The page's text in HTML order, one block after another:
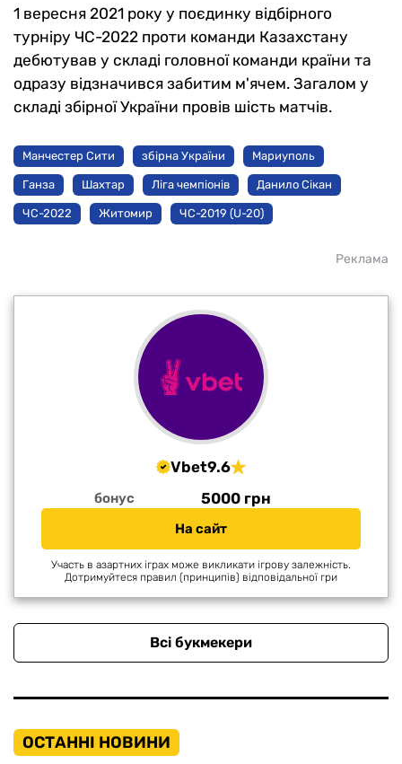
1 вересня 2021 року у поєдинку відбірного
турніру ЧС-2022 проти команди Казахстану
дебютував у складі головної команди країни та
одразу відзначився забитим м'ячем. Загалом у
складі збірної України провів шість матчів.
Манчестер Сити збірна України Мариуполь
Ганза Шахтар Ліга чемпіонів Данило Сікан
ЧС-2022 Житомир ЧС-2019 (U-20)
Реклама
Vbet9.6
бонус 5000 грн
На сайт
Участь в азартних іграх може викликати ігрову залежність.
Дотримуйтеся правил (принципів) відповідальної гри
Всі букмекери
ОСТАННІ НОВИНИ